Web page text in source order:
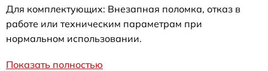
Для комплектующих: Внезапная поломка, отказ в
работе или техническим параметрам при
нормальном использовании.
Показать полностью